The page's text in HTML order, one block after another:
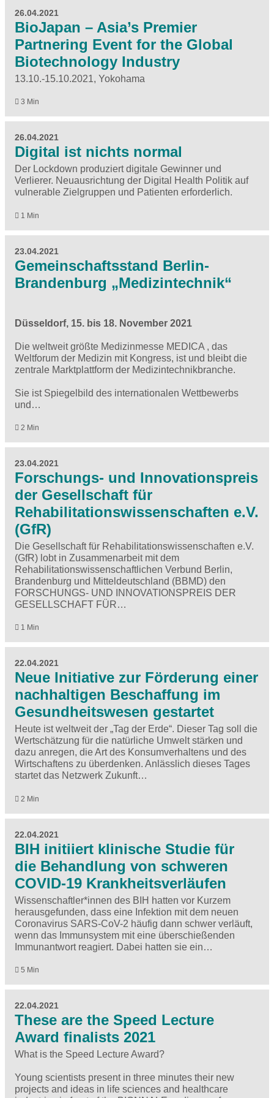
26.04.2021
BioJapan – Asia’s Premier
Partnering Event for the Global
Biotechnology Industry
13.10.-15.10.2021, Yokohama
3 Min
26.04.2021
Digital ist nichts normal
Der Lockdown produziert digitale Gewinner und
Verlierer. Neuausrichtung der Digital Health Politik auf
vulnerable Zielgruppen und Patienten erforderlich.
1 Min
23.04.2021
Gemeinschaftsstand Berlin-
Brandenburg „Medizintechnik“
Düsseldorf, 15. bis 18. November 2021
Die weltweit größte Medizinmesse MEDICA , das
Weltforum der Medizin mit Kongress, ist und bleibt die
zentrale Marktplattform der Medizintechnikbranche.
Sie ist Spiegelbild des internationalen Wettbewerbs
und…
2 Min
23.04.2021
Forschungs- und Innovationspreis
der Gesellschaft für
Rehabilitationswissenschaften e.V.
(GfR)
Die Gesellschaft für Rehabilitationswissenschaften e.V.
(GfR) lobt in Zusammenarbeit mit dem
Rehabilitationswissenschaftlichen Verbund Berlin,
Brandenburg und Mitteldeutschland (BBMD) den
FORSCHUNGS- UND INNOVATIONSPREIS DER
GESELLSCHAFT FÜR…
1 Min
22.04.2021
Neue Initiative zur Förderung einer
nachhaltigen Beschaffung im
Gesundheitswesen gestartet
Heute ist weltweit der „Tag der Erde“. Dieser Tag soll die
Wertschätzung für die natürliche Umwelt stärken und
dazu anregen, die Art des Konsumverhaltens und des
Wirtschaftens zu überdenken. Anlässlich dieses Tages
startet das Netzwerk Zukunft…
2 Min
22.04.2021
BIH initiiert klinische Studie für
die Behandlung von schweren
COVID-19 Krankheitsverläufen
Wissenschaftler*innen des BIH hatten vor Kurzem
herausgefunden, dass eine Infektion mit dem neuen
Coronavirus SARS-CoV-2 häufig dann schwer verläuft,
wenn das Immunsystem mit eine überschießenden
Immunantwort reagiert. Dabei hatten sie ein…
5 Min
22.04.2021
These are the Speed Lecture
Award finalists 2021
What is the Speed Lecture Award?
Young scientists present in three minutes their new
projects and ideas in life sciences and healthcare